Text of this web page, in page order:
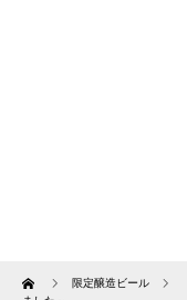
Home 限定醸造ビール